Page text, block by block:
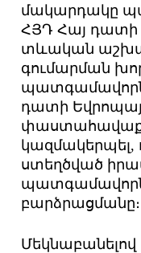
մակարդակը
ՀՅԴ Հայ դատի
տևական
գումարման
դատի
փաստահավաք
կազմակերպել,
ստեղծված
բարձրացմանը։